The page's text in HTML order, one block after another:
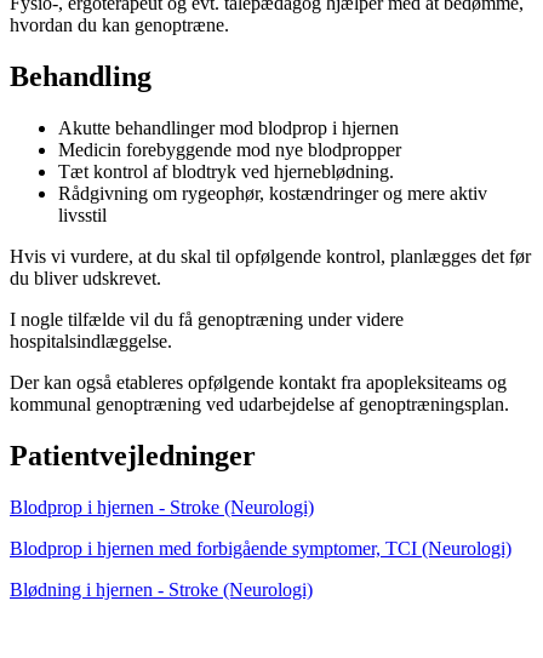
hvordan du kan genoptræne.
Behandling
Akutte behandlinger mod blodprop i hjernen
Medicin forebyggende mod nye blodpropper
Tæt kontrol af blodtryk ved hjerneblødning.
Rådgivning om rygeophør, kostændringer og mere aktiv
livsstil
Hvis vi vurdere, at du skal til opfølgende kontrol, planlægges det før
du bliver udskrevet.
I nogle tilfælde vil du få genoptræning under videre
hospitalsindlæggelse.
Der kan også etableres opfølgende kontakt fra apopleksiteams og
kommunal genoptræning ved udarbejdelse af genoptræningsplan.
Patientvejledninger
Blodprop i hjernen - Stroke (Neurologi)
Blodprop i hjernen med forbigående symptomer, TCI (Neurologi)
Blødning i hjernen - Stroke (Neurologi)